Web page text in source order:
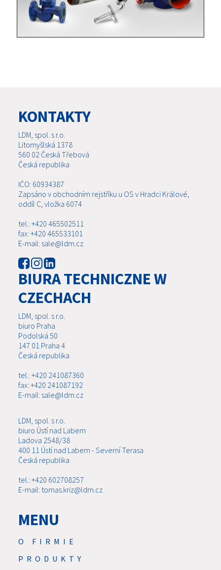
KONTAKTY
LDM, spol. s r.o.
Litomyšlská 1378
560 02 Česká Třebová
Česká republika
IČO: 60934387
Zapsáno v obchodním rejstříku u OS v Hradci Králové,
oddíl C, vložka 6074
tel.: +420 465502511
fax: +420 465533101
E-mail: sale@ldm.cz
BIURA TECHNICZNE W
CZECHACH
LDM, spol. s r.o.
biuro Praha
Podolská 50
147 01 Praha 4
Česká republika
tel.: +420 241087360
fax: +420 241087192
E-mail: sale@ldm.cz
LDM, spol. s r.o.
biuro Ústí nad Labem
Ladova 2548/38
400 11 Ústí nad Labem - Severní Terasa
Česká republika
tel.: +420 602708257
E-mail: tomas.kriz@ldm.cz
MENU
O FIRMIE
PRODUKTY